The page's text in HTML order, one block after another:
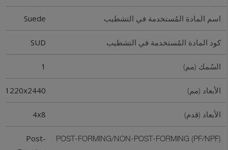
اسم المادة المُستخدمة في التشطيب Suede
كود المادة المُستخدمة في التشطيب SUD
السُمك (مم) 1
الأبعاد (مم) 1220x2440
الأبعاد (قدم) 4x8
POST-FORMING/NON-POST-FORMING (PF/NPF)
Post-